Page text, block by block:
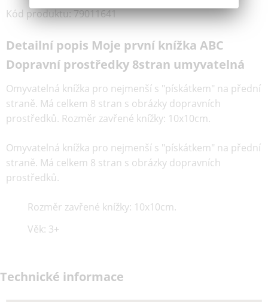
Kód produktu:79011641
Detailní popis Moje první knížka ABC
Dopravní prostředky 8stran umyvatelná
Omyvatelná knížka pro nejmenší s "pískátkem" na přední
straně. Má celkem 8 stran s obrázky dopravních
prostředků. Rozměr zavřené knížky: 10x10cm.
Omyvatelná knížka pro nejmenší s "pískátkem" na přední
straně. Má celkem 8 stran s obrázky dopravních
prostředků.
Rozměr zavřené knížky: 10x10cm.
Věk: 3+
Technické informace